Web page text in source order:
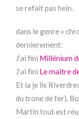
se refait pas hein.
dans le genre «
dernierement:
J’ai fini Millénium
J’ai fini Le maitre
Et la je lis
du trone de fer).
Martin tout est